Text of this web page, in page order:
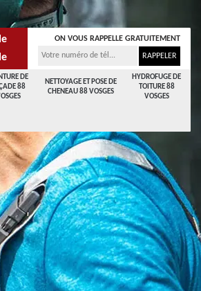
DE
88
NETTOYAGE ET POSE DE
CHENEAU 88 VOSGES
HYDROFUGE DE
TOITURE 88
VOSGES
ON VOUS RAPPELLE GRATUITEMENT